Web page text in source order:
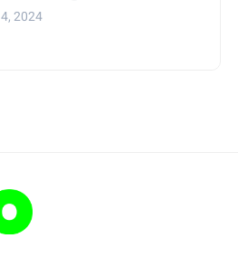
Mahasiswa
Desak Bawaslu
2024